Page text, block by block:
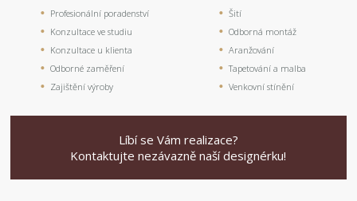
Profesionální poradenství
Konzultace ve studiu
Konzultace u klienta
Odborné zaměření
Zajištění výroby
Šití
Odborná montáž
Aranžování
Tapetování a malba
Venkovní stínění
Líbí se Vám realizace?
Kontaktujte nezávazně naší designérku!